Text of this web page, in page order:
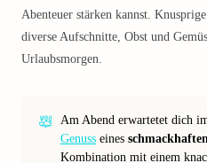
Abenteuer stärken kannst.
diverse Aufschnitte, Obst und
Urlaubsmorgen.
Am Abend erwartetet dich
Genuss eines
Kombination mit einem